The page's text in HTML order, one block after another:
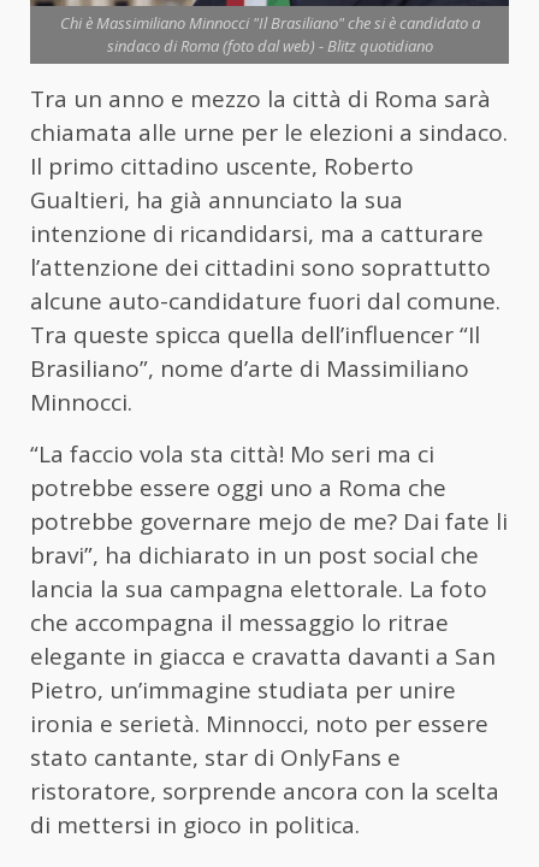
Chi è Massimiliano Minnocci "Il Brasiliano" che si è candidato a
sindaco di Roma (foto dal web) - Blitz quotidiano
Tra un anno e mezzo la città di Roma sarà
chiamata alle urne per le elezioni a sindaco.
Il primo cittadino uscente, Roberto
Gualtieri, ha già annunciato la sua
intenzione di ricandidarsi, ma a catturare
l’attenzione dei cittadini sono soprattutto
alcune auto-candidature fuori dal comune.
Tra queste spicca quella dell’influencer “Il
Brasiliano”, nome d’arte di Massimiliano
Minnocci.
“La faccio vola sta città! Mo seri ma ci
potrebbe essere oggi uno a Roma che
potrebbe governare mejo de me? Dai fate li
bravi”, ha dichiarato in un post social che
lancia la sua campagna elettorale. La foto
che accompagna il messaggio lo ritrae
elegante in giacca e cravatta davanti a San
Pietro, un’immagine studiata per unire
ironia e serietà. Minnocci, noto per essere
stato cantante, star di OnlyFans e
ristoratore, sorprende ancora con la scelta
di mettersi in gioco in politica.